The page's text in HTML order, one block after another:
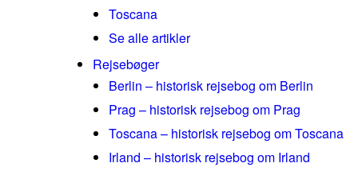
Toscana
Se alle artikler
Rejsebøger
Berlin – historisk rejsebog om Berlin
Prag – historisk rejsebog om Prag
Toscana – historisk rejsebog om Toscana
Irland – historisk rejsebog om Irland